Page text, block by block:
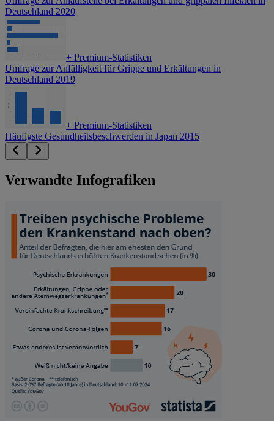
Deutschland 2020
+ Premium-Statistiken
Umfrage zur Anfälligkeit für Grippe und Erkältungen in
Deutschland 2019
+ Premium-Statistiken
Häufigste Gesundheitsbeschwerden in Japan 2015
Verwandte Infografiken